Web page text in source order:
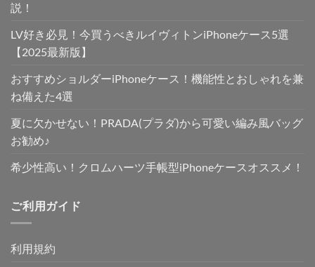
説！
LV好き必見！今買うべきルイヴィトンiPhoneケース5選
【2025最新版】
おすすめショルダーiPhoneケース！機能性とおしゃれを兼
ね備えた4選
夏に欠かせない！PRADA(プラダ)から可愛い編み風バッグ
お勧め♪
希少性高い！クロムハーツ手帳型iPhoneケースオススメ！
ご利用ガイド
利用規約